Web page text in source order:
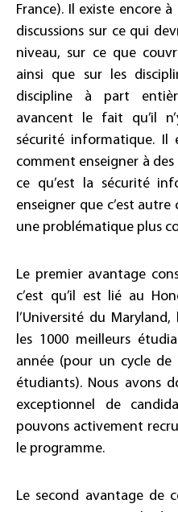
France). Il existe encore
discussions sur ce qui
niveau, sur ce que
ainsi que sur les
discipline à part
avancent le fait qu’il
sécurité informatique. Il
comment enseigner à
ce qu’est la sécurité
enseigner que c’est autre
une problématique plus
Le premier avantage
c’est qu’il est lié au
l’Université du
les 1000 meilleurs
année (pour un cycle
étudiants). Nous avons
exceptionnel de
pouvons activement
le programme.
Le second avantage de